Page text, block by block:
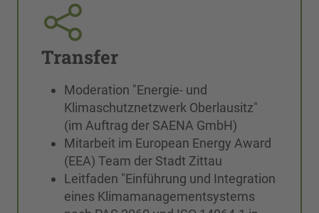
Transfer
Moderation "Energie- und
Klimaschutznetzwerk Oberlausitz"
(im Auftrag der SAENA GmbH)
Mitarbeit im European Energy Award
(EEA) Team der Stadt Zittau
Leitfaden "Einführung und Integration
eines Klimamanagementsystems